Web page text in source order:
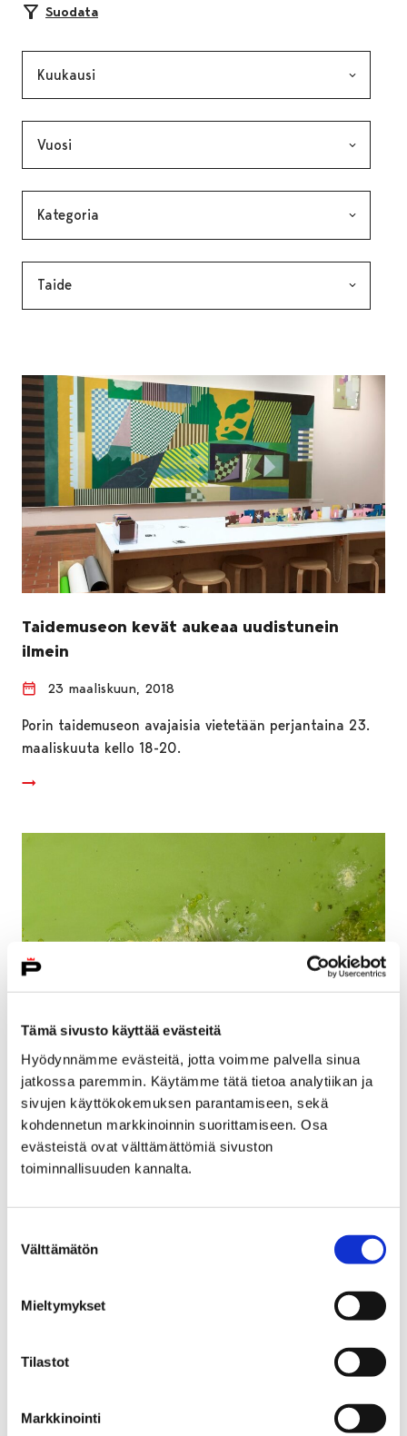
Tämä sivusto käyttää evästeitä
Hyödynnämme evästeitä, jotta voimme palvella sinua
jatkossa paremmin. Käytämme tätä tietoa analytiikan ja
sivujen käyttökokemuksen parantamiseen, sekä
kohdennetun markkinoinnin suorittamiseen. Osa
evästeistä ovat välttämättömiä sivuston
toiminnallisuuden kannalta.
valinta
Välttämätön
Mieltymykset
Tilastot
Markkinointi
Suodata
Taidemuseon kevät aukeaa uudistunein
ilmein
23 maaliskuun, 2018
Porin taidemuseon avajaisia vietetään perjantaina 23.
maaliskuuta kello 18-20.
Hae mukaan vauvojen värikylvyn
ohjaajakoulutukseen
8 maaliskuun, 2018
-ohjaajakoulutusta, joka on suunnattu ensisijaisesti
kasvatusalan ja perhetyön tekijöille. Haku…